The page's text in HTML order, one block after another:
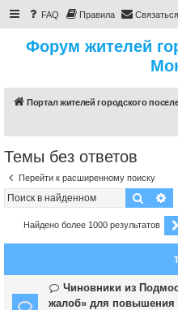
FAQ Правила
Форум жителей
Портал жителей городского
Темы без ответов
Перейти к расширенному поиску
Поиск
Найдено более 1000 результатов
НЧиновники из
жалоб» для повышения